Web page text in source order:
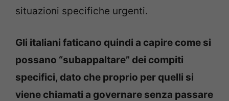
situazioni specifiche urgenti.
Gli italiani faticano quindi a capire come si
possano “subappaltare” dei compiti
specifici, dato che proprio per quelli si
viene chiamati a governare senza passare